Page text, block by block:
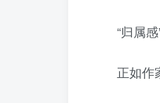
“归属感”
正如作家